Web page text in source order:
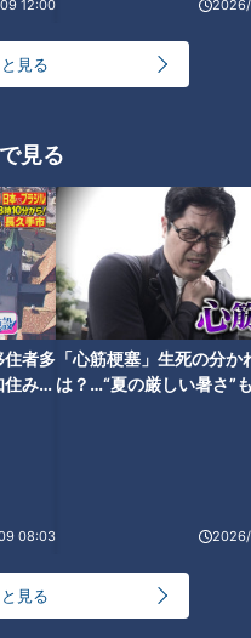
12:00
見る
見る
住者多
みた
08:03
「心筋梗塞」生死の分か
は？…“夏の厳しい暑さ”
見る
ぼ愛知・東海市だけ愛されフ
いただきます！【チャン
！】
ぼ愛知・新城市だけ愛されフ
ド『おかめ五平』をいただき
す！【チャント！】